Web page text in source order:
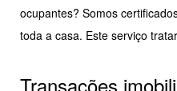
ocupantes? Somos
toda a casa. Este serviço
Transações